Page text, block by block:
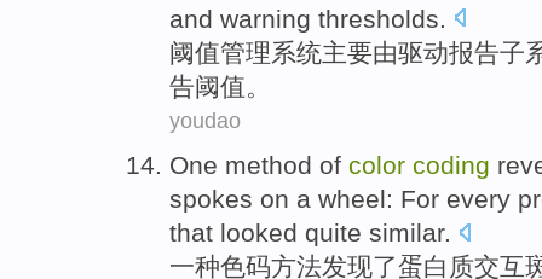
and warning thresholds
阈值管理系统主要由驱动报告子
告阈值。
youdao
One method of color coding
spokes on a wheel: For every
that looked quite similar.
一种色码方法发现了蛋白质交互